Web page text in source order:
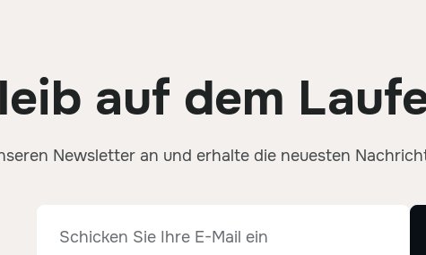
auf dem
Newsletter an und erhalte die neuesten